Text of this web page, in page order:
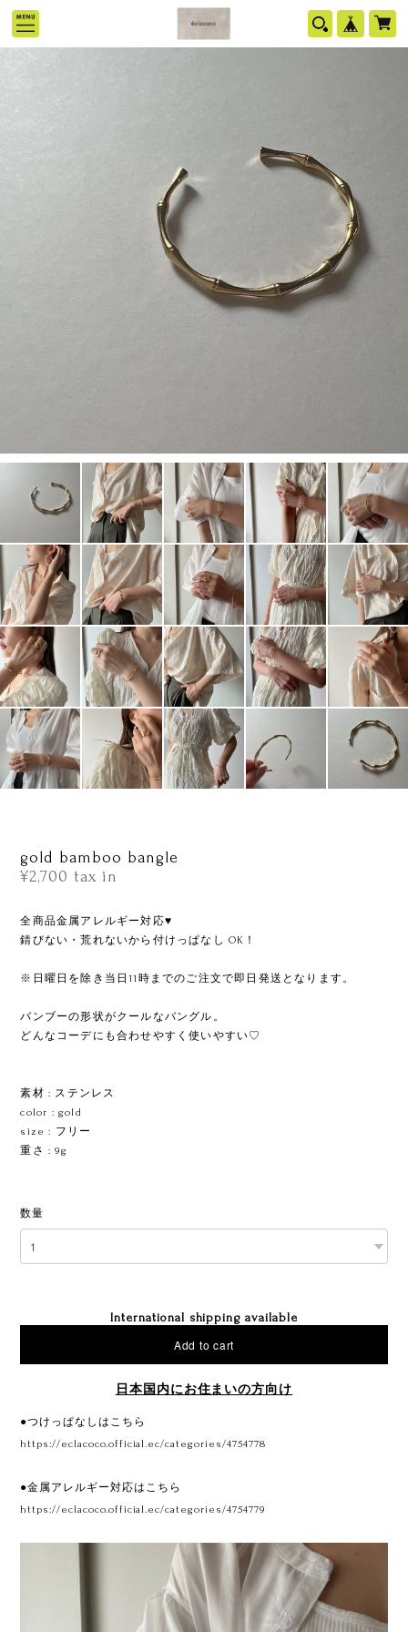
gold bamboo bangle
¥2,700 tax in
全商品金属アレルギー対応♥
錆びない・荒れないから付けっぱなし OK！
※日曜日を除き当日11時までのご注文で即日発送となります。
バンブーの形状がクールなバングル。
どんなコーデにも合わせやすく使いやすい♡
素材 : ステンレス
color : gold
size : フリー
重さ : 9g
数量
International shipping available
Add to cart
日本国内にお住まいの方向け
●つけっぱなしはこちら
https://eclacoco.official.ec/categories/4754778
●金属アレルギー対応はこちら
https://eclacoco.official.ec/categories/4754779